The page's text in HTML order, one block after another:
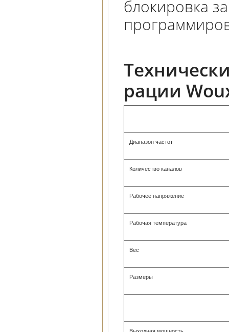
блокировка
рации
Диапазон частот
Количество каналов
Рабочее напряжение
Рабочая температура
Вес
Размеры